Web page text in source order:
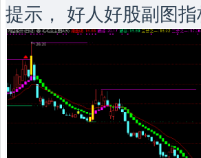
提示， 好人好股副图